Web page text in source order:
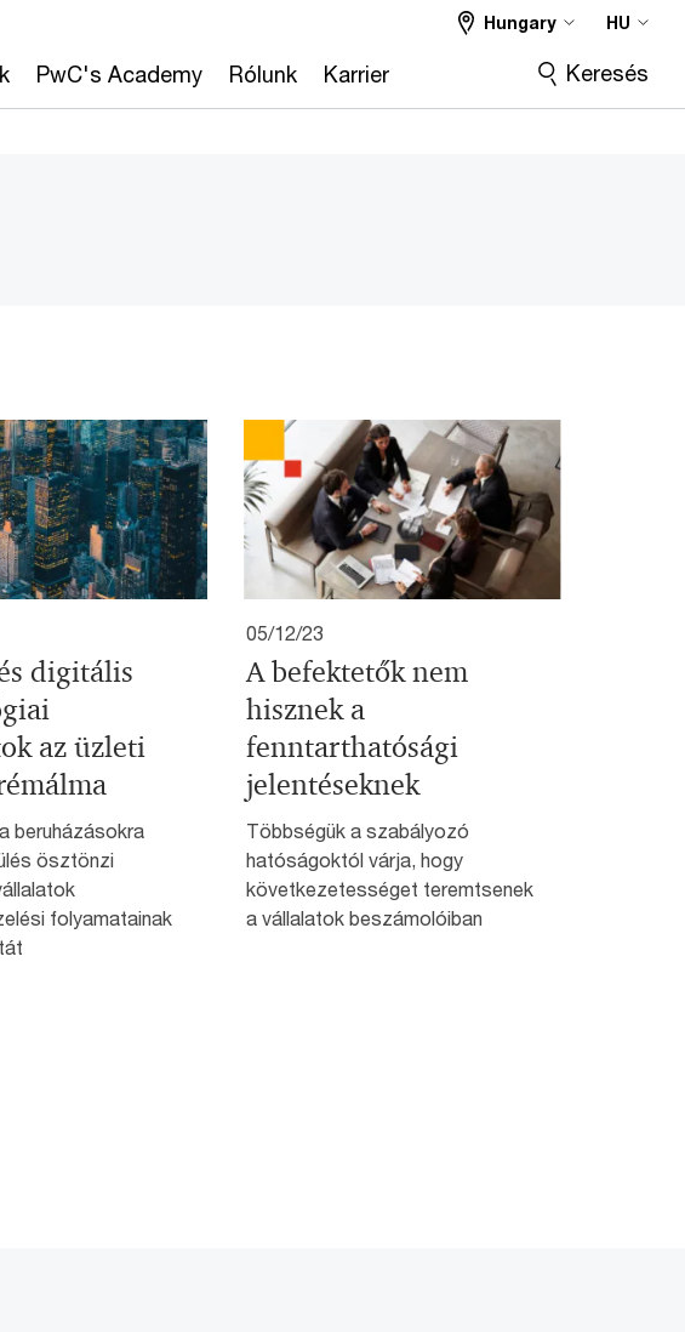
PwC's Academy Rólunk Karrier
Hungary HU
Keresés
digitális
az üzleti
beruházásokra
ösztönzi
folyamatainak
05/12/23
A befektetők nem
hisznek a
fenntarthatósági
jelentéseknek
Többségük a szabályozó
hatóságoktól várja, hogy
következetességet teremtsenek
a vállalatok beszámolóiban